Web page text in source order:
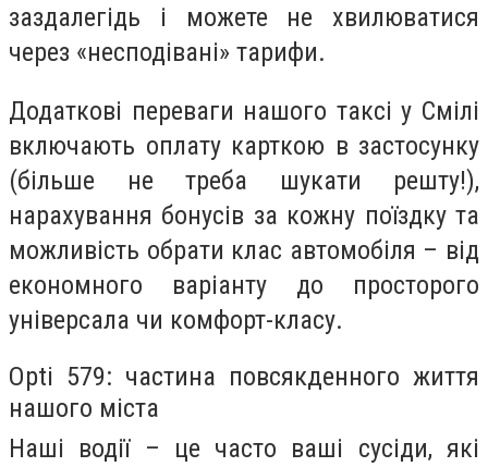
заздалегідь і можете не хвилюватися
через «несподівані» тарифи.
Додаткові переваги нашого таксі у Смілі
включають оплату карткою в застосунку
(більше не треба шукати решту!),
нарахування бонусів за кожну поїздку та
можливість обрати клас автомобіля – від
економного варіанту до просторого
універсала чи комфорт-класу.
Opti 579: частина повсякденного життя
нашого міста
Наші водії – це часто ваші сусіди, які